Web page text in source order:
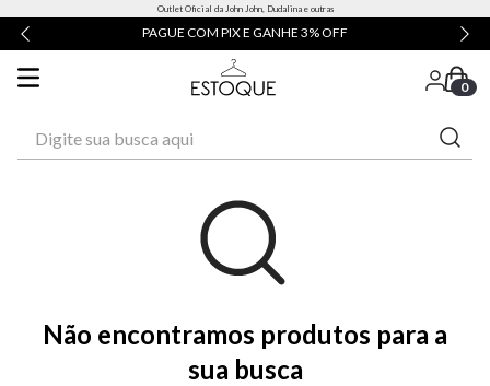
Outlet Oficial da John John, Dudalina e outras
PAGUE COM PIX E GANHE 3% OFF
0
Não encontramos produtos para a
sua busca